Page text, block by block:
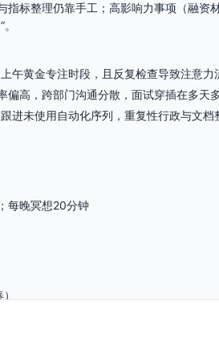
指标整理仍靠手工；高影响力事项（融资
午黄金专注时段，且反复检查导致注意力
高，跨部门沟通分散，面试穿插在多天
进未使用自动化序列，重复性行政与文档
每晚冥想20分钟